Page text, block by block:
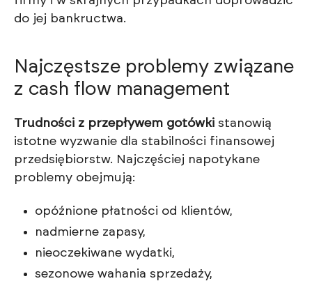
do jej bankructwa.
Najczęstsze problemy związane
z cash flow management
Trudności z przepływem gotówki stanowią
istotne wyzwanie dla stabilności finansowej
przedsiębiorstw. Najczęściej napotykane
problemy obejmują:
opóźnione płatności od klientów,
nadmierne zapasy,
nieoczekiwane wydatki,
sezonowe wahania sprzedaży,